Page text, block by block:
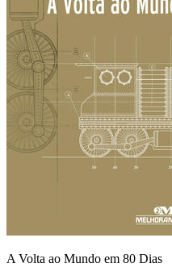
A Volta ao Mundo em 80 Dias